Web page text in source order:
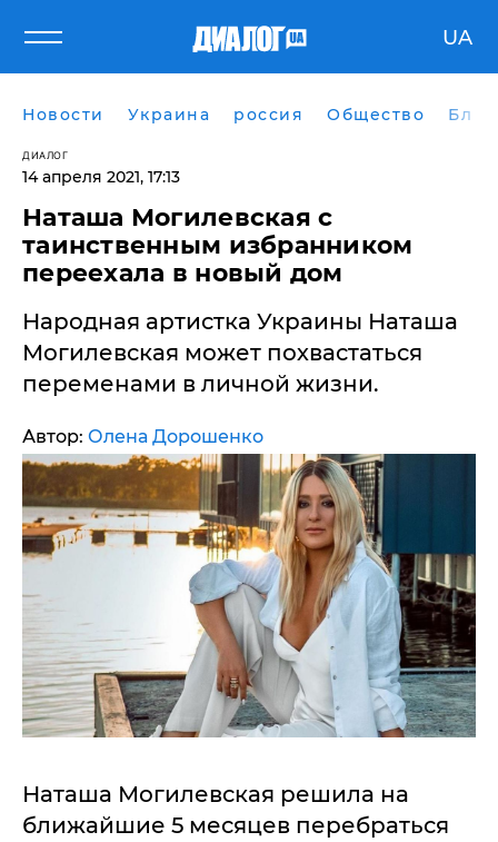
UA
Новости Украина россия Общество
ДИАЛОГ
14 апреля 2021, 17:13
Наташа Могилевская с
таинственным избранником
переехала в новый дом
Народная артистка Украины Наташа
Могилевская может похвастаться
переменами в личной жизни.
Автор: Олена Дорошенко
Наташа Могилевская решила на
ближайшие 5 месяцев перебраться